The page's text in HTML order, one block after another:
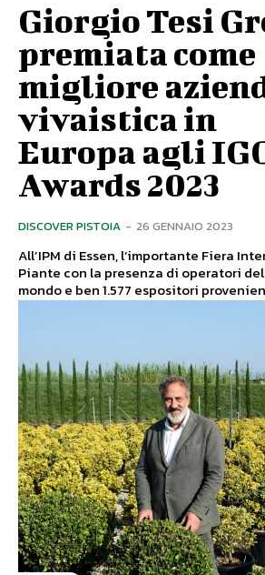
Giorgio Tesi
premiata come
migliore
vivaistica in
Europa agli
Awards 2023
DISCOVER PISTOIA - 26 GENNAIO 2023
All’IPM di Essen, l’importante Fiera
Piante con la presenza di operatori
mondo e ben 1.577 espositori